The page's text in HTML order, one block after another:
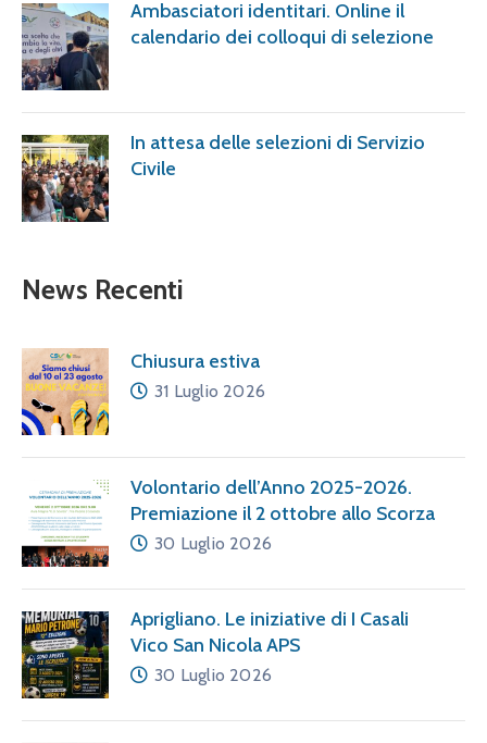
Ambasciatori identitari. Online il
calendario dei colloqui di selezione
In attesa delle selezioni di Servizio
Civile
News Recenti
Chiusura estiva
31 Luglio 2026
Volontario dell’Anno 2025-2026.
Premiazione il 2 ottobre allo Scorza
30 Luglio 2026
Aprigliano. Le iniziative di I Casali
Vico San Nicola APS
30 Luglio 2026